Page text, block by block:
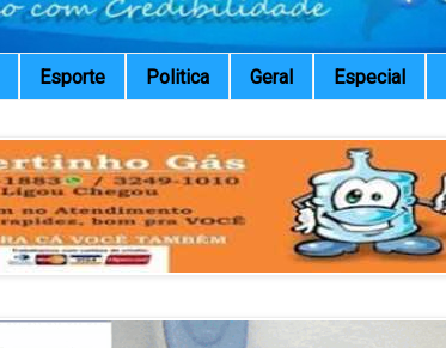
Esporte Politica Geral Especial